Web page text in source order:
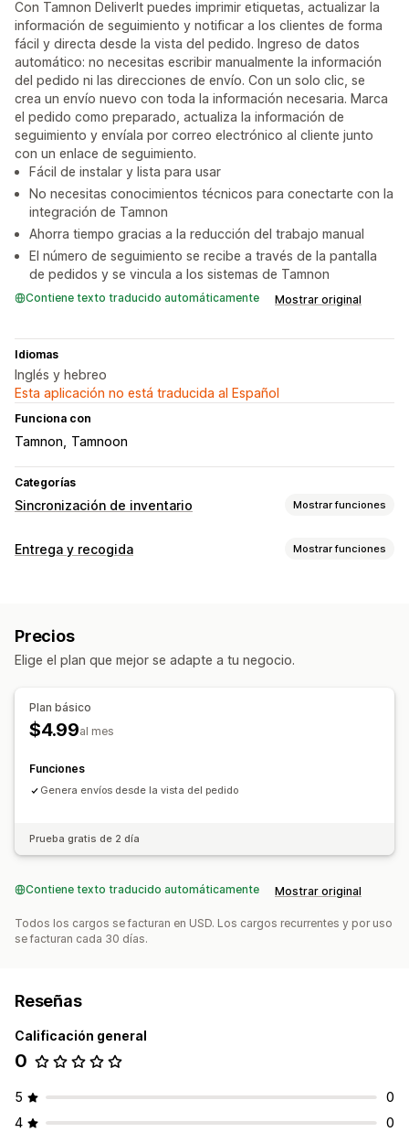
Con Tamnon DeliverIt puedes imprimir etiquetas, actualizar la
información de seguimiento y notificar a los clientes de forma
fácil y directa desde la vista del pedido. Ingreso de datos
automático: no necesitas escribir manualmente la información
del pedido ni las direcciones de envío. Con un solo clic, se
crea un envío nuevo con toda la información necesaria. Marca
el pedido como preparado, actualiza la información de
seguimiento y envíala por correo electrónico al cliente junto
con un enlace de seguimiento.
Fácil de instalar y lista para usar
No necesitas conocimientos técnicos para conectarte con la
integración de Tamnon
Ahorra tiempo gracias a la reducción del trabajo manual
El número de seguimiento se recibe a través de la pantalla
de pedidos y se vincula a los sistemas de Tamnon
Contiene texto traducido automáticamente Mostrar original
Idiomas
Inglés y hebreo
Esta aplicación no está traducida al Español
Funciona con
Tamnon Tamnoon
Categorías
Sincronización de inventario Mostrar funciones
Tipos de sincronización
Alertas automatizadas
Entrega y recogida Mostrar funciones
Seguimiento en tiempo real
Seguimiento de pedidos
Precios
Elige el plan que mejor se adapte a tu negocio.
Plan básico
$4.99al mes
Funciones
Genera envíos desde la vista del pedido
Prueba gratis de 2 día
Contiene texto traducido automáticamente Mostrar original
Todos los cargos se facturan en USD. Los cargos recurrentes y por uso
se facturan cada 30 días.
Reseñas
Calificación general
0
5
0
4
0